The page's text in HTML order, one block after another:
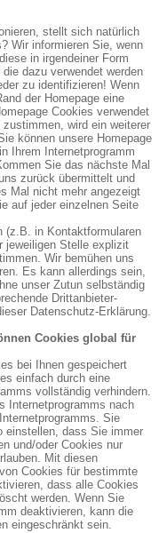
stellt sich natürlich
Wir informieren Sie, wenn
in irgendeiner Form
dazu verwendet werden
zu identifizieren! Wenn
der Homepage eine
Cookies verwendet
wird ein weiterer
können unsere Homepage
Ihrem Internetprogramm
Sie das nächste Mal
zurück übermittelt und
Mal nicht mehr angezeigt
auf jeder einzelnen Seite
(z.B. in Kontaktformularen
jeweiligen Stelle explizit
Wir bemühen uns
Es kann allerdings sein,
unser Zutun selbständig
Drittanbieter-
Datenschutz-Erklärung.
Cookies global für
bei Ihnen gespeichert
einfach durch eine
vollständig verhindern.
Internetprogramms nach
Sie
einstellen, dass Sie immer
und/oder Cookies nur
Mit diesen
Cookies für bestimmte
dass alle Cookies
werden. Wenn Sie
deaktivieren, kann die
eingeschränkt sein.